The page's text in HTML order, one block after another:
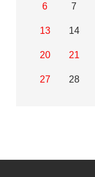
6 7
13 14
20 21
27 28